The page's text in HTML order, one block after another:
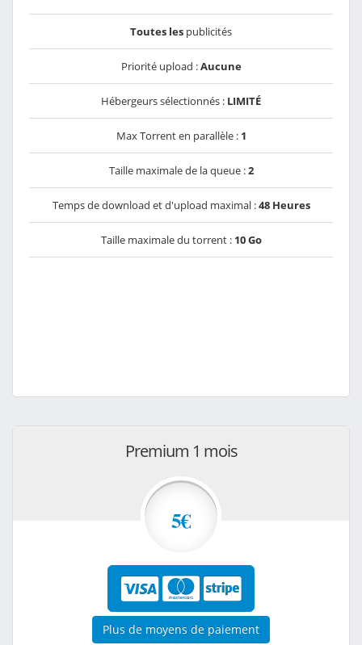
Toutes les publicités
Priorité upload :Aucune
Hébergeurs sélectionnés : LIMITÉ
Max Torrent en parallèle : 1
Taille maximale de la queue :2
Temps de download et d'upload maximal :48 Heures
Taille maximale du torrent : 10 Go
Premium 1 mois
5€
Plus de moyens de paiement